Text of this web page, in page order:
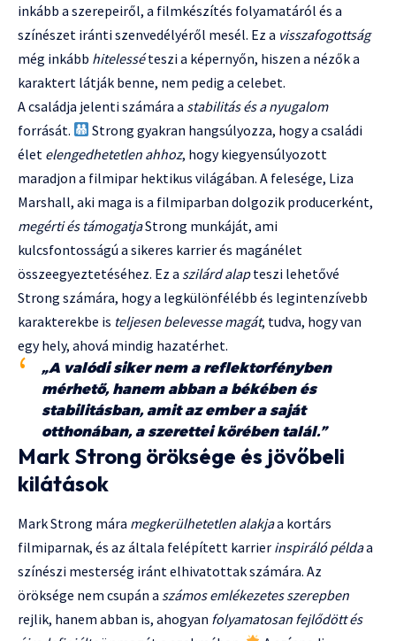
inkább a szerepeiről, a filmkészítés folyamatáról és a
színészet iránti szenvedélyéről mesél. Ez a visszafogottság
még inkább hitelesséteszi a képernyőn, hiszen a nézők a
karaktert látják benne, nem pedig a celebet.
A családja jelenti számára a stabilitás és a nyugalom
forrását.
Strong gyakran hangsúlyozza, hogy a családi
élet elengedhetetlen ahhoz, hogy kiegyensúlyozott
maradjon a filmipar hektikus világában. A felesége, Liza
Marshall, aki maga is a filmiparban dolgozik producerként,
megérti és támogatjaStrong munkáját, ami
kulcsfontosságú a sikeres karrier és magánélet
összeegyeztetéséhez. Ez a szilárd alapteszi lehetővé
Strong számára, hogy a legkülönfélébb és legintenzívebb
karakterekbe is teljesen belevesse magát, tudva, hogy van
egy hely, ahová mindig hazatérhet.
„A valódi siker nem a reflektorfényben
mérhető, hanem abban a békében és
stabilitásban, amit az ember a saját
otthonában, a szerettei körében talál.”
Mark Strong öröksége és jövőbeli
kilátások
Mark Strong mára megkerülhetetlen alakjaa kortárs
filmiparnak, és az általa felépített karrier inspiráló példaa
színészi mesterség iránt elhivatottak számára. Az
öröksége nem csupán a számos emlékezetes szerepben
rejlik, hanem abban is, ahogyan folyamatosan fejlődött és